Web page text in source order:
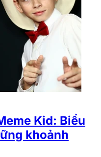
Kid: Biểu
khoảnh